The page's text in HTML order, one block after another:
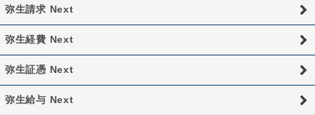
弥生請求 Next
弥生経費 Next
弥生証憑 Next
弥生給与 Next